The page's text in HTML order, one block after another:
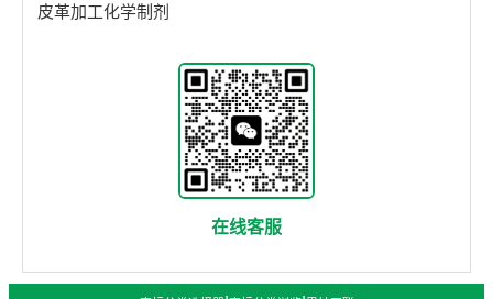
皮革加工化学制剂
在线客服